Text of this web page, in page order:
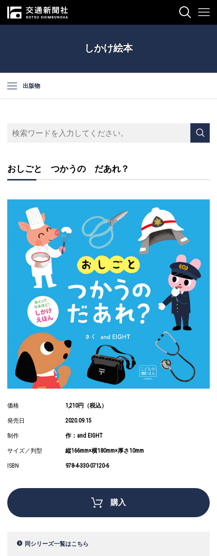
しかけ絵本
出版物
おしごと つかうの だあれ？
価格 1,210円（税込）
発売日 2020.09.15
制作 作：and EIGHT
サイズ／判型 縦166mm×横180mm×厚さ10mm
ISBN 978-4-330-07120-6
購入
同シリーズ一覧はこちら